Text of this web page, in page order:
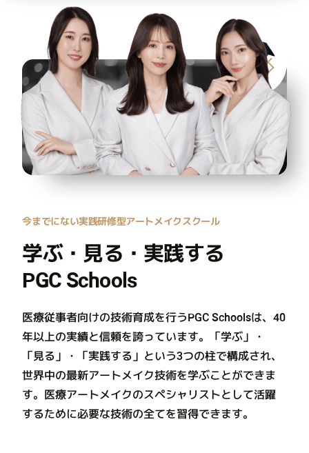
今までにない実践研修型アートメイクスクール
学ぶ・見る・実践する
PGC Schools
医療従事者向けの技術育成を行うPGC Schoolsは、40
年以上の実績と信頼を誇っています。「学ぶ」・
「見る」・「実践する」という3つの柱で構成され、
世界中の最新アートメイク技術を学ぶことができま
す。医療アートメイクのスペシャリストとして活躍
するために必要な技術の全てを習得できます。